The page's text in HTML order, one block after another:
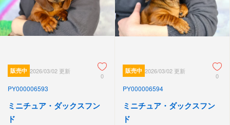
販売中 2026/03/02 更新
0
PY000006593
ミニチュア・ダックスフン
ド
販売中 2026/03/02 更新
0
PY000006594
ミニチュア・ダックスフン
ド